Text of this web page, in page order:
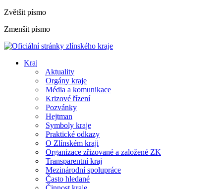
Zvětšit písmo
Zmenšit písmo
Kraj
Aktuality
Orgány kraje
Média a komunikace
Krizové řízení
Pozvánky
Hejtman
Symboly kraje
Praktické odkazy
O Zlínském kraji
Organizace zřizované a založené ZK
Transparentní kraj
Mezinárodní spolupráce
Často hledané